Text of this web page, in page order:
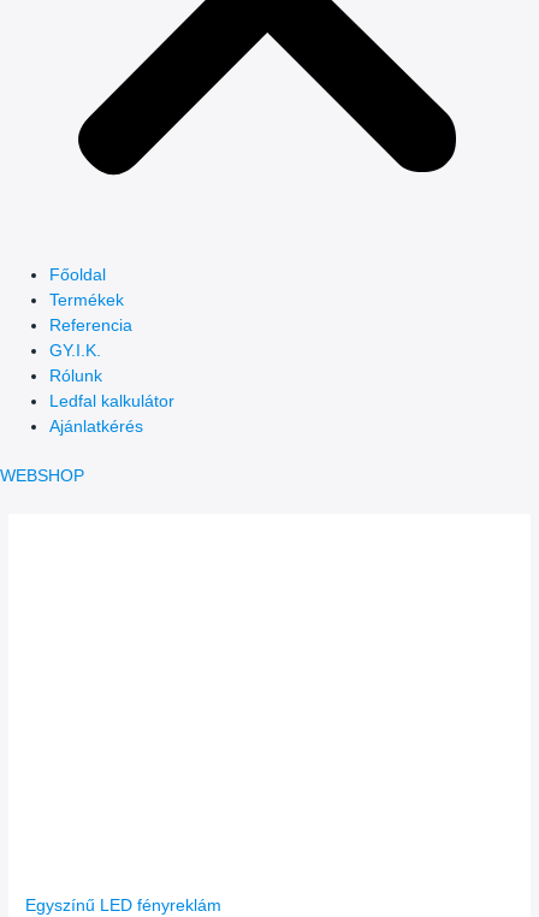
Főoldal
Termékek
Referencia
GY.I.K.
Rólunk
Ledfal kalkulátor
Ajánlatkérés
WEBSHOP
Egyszínű LED fényreklám